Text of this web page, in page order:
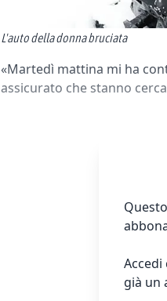
L'auto della donna bruciata
«Martedì mattina mi ha
assicurato che stanno
Accedi
già un